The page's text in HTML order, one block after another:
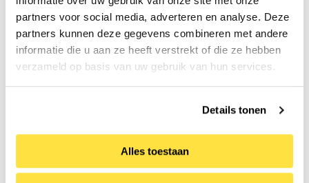
partners voor social media, adverteren en analyse. Deze
partners kunnen deze gegevens combineren met andere
informatie die u aan ze heeft verstrekt of die ze hebben
verzameld op basis van uw gebruik van hun services.
Details tonen
Alles toestaan
Dieser Ankauf wurde dank der Unterstützung
der Rembrandt-Vereinigung (auch dank ihres
Themenfonds Mittelalter und Renaissance und
ihres Lotterieankaufsfonds der Freunde), des
Niederlanden und dem karibischen Teil des
Königreichs) und der Freunde des Stedelijk
Museum Alkmaar ermöglicht.